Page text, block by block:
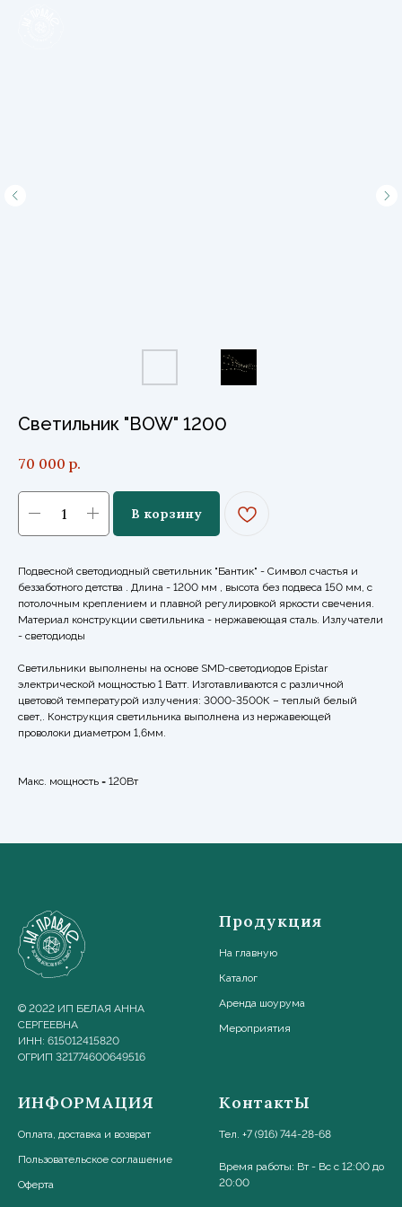
Светильник "BOW" 1200
70 000 р.
В корзину
Подвесной светодиодный светильник "Бантик" - Символ счастья и
беззаботного детства . Длина - 1200 мм , высота без подвеса 150 мм, с
потолочным креплением и плавной регулировкой яркости свечения.
Материал конструкции светильника - нержавеющая сталь. Излучатели
- светодиоды
Светильники выполнены на основе SMD-светодиодов Epistar
электрической мощностью 1 Ватт. Изготавливаются с различной
цветовой температурой излучения: 3000-3500К – теплый белый
свет,. Конструкция светильника выполнена из нержавеющей
проволоки диаметром 1,6мм.
Макс. мощность = 120Вт
© 2022 ИП БЕЛАЯ АННА
СЕРГЕЕВНА
ИНН: 615012415820
ОГРИП 321774600649516
Продукция
На главную
Каталог
Аренда шоурума
Мероприятия
ИНФОРМАЦИЯ
Оплата, доставка и возврат
Пользовательское соглашение
Оферта
КонтактЫ
Тел. +7 (916) 744-28-68
Время работы: Вт - Вс с 12:00 до
20:00